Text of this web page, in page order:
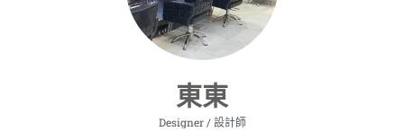
東東
Designer / 設計師